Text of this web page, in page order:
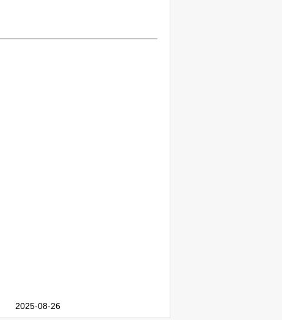
2025-08-26